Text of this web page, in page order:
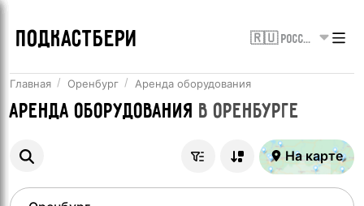
ПОДКАСТБЕРИ 🇷🇺 Россия
Главная Оренбург Аренда оборудования
Аренда оборудования вОренбурге
На карте